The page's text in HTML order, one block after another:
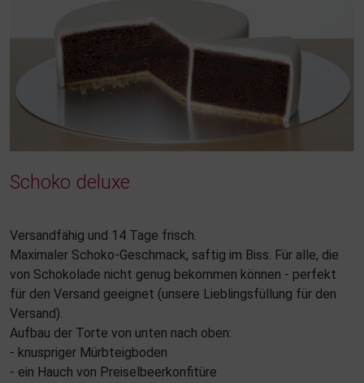
Schoko deluxe
Versandfähig und 14 Tage frisch.
Maximaler Schoko-Geschmack, saftig im Biss. Für alle, die
von Schokolade nicht genug bekommen können - perfekt
für den Versand geeignet (unsere Lieblingsfüllung für den
Versand).
Aufbau der Torte von unten nach oben:
- knuspriger Mürbteigboden
- ein Hauch von Preiselbeerkonfitüre